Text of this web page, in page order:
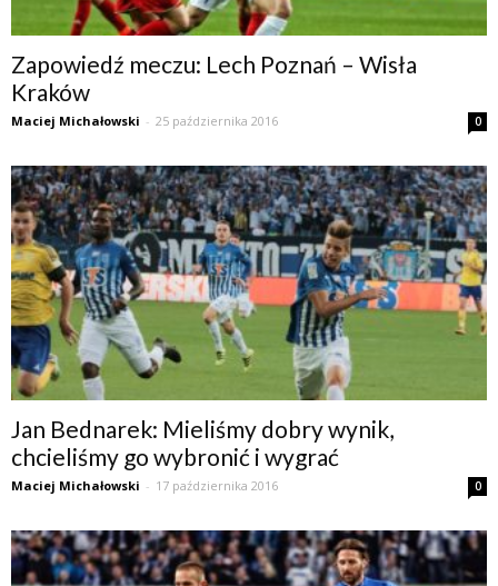
Zapowiedź meczu: Lech Poznań – Wisła
Kraków
Maciej Michałowski - 25 października 2016 0
Jan Bednarek: Mieliśmy dobry wynik,
chcieliśmy go wybronić i wygrać
Maciej Michałowski - 17 października 2016 0